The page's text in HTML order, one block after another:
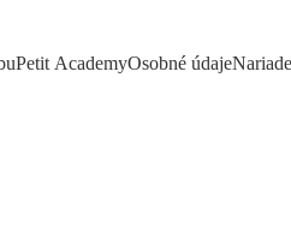
Petit AcademyOsobné údaje